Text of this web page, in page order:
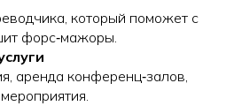
который поможет с
форс‑мажоры.
аренда конференц‑залов,